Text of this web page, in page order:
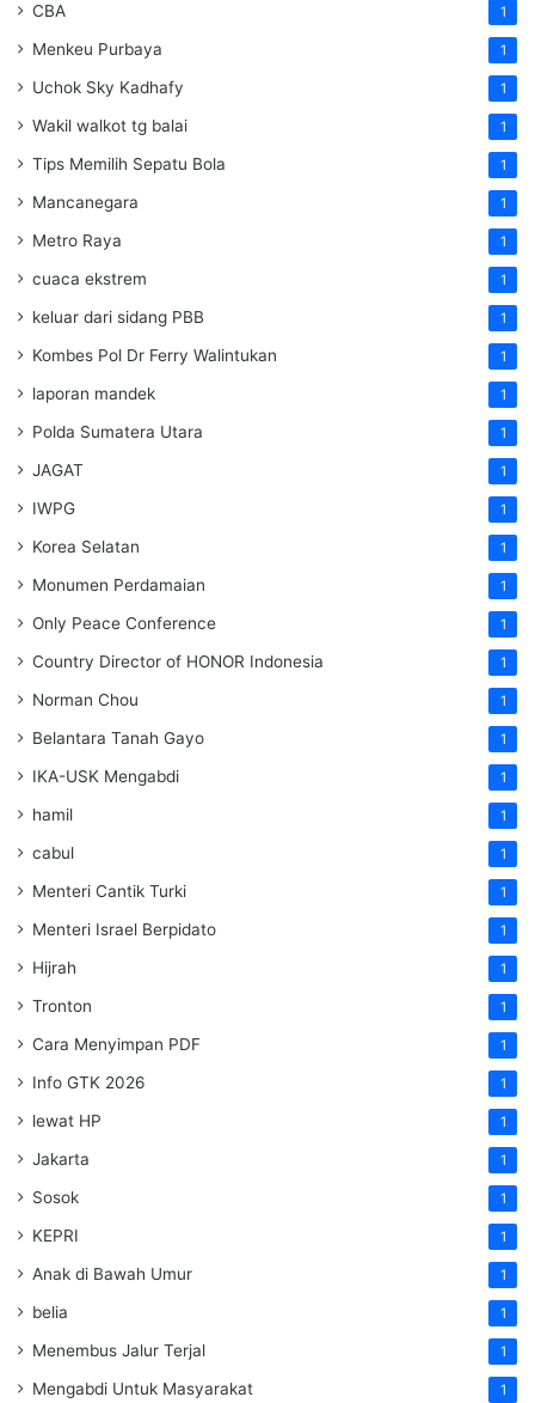
CBA 1
Menkeu Purbaya 1
Uchok Sky Kadhafy 1
Wakil walkot tg balai 1
Tips Memilih Sepatu Bola 1
Mancanegara 1
Metro Raya 1
cuaca ekstrem 1
keluar dari sidang PBB 1
Kombes Pol Dr Ferry Walintukan 1
laporan mandek 1
Polda Sumatera Utara 1
JAGAT 1
IWPG 1
Korea Selatan 1
Monumen Perdamaian 1
Only Peace Conference 1
Country Director of HONOR Indonesia 1
Norman Chou 1
Belantara Tanah Gayo 1
IKA-USK Mengabdi 1
hamil 1
cabul 1
Menteri Cantik Turki 1
Menteri Israel Berpidato 1
Hijrah 1
Tronton 1
Cara Menyimpan PDF 1
Info GTK 2026 1
lewat HP 1
Jakarta 1
Sosok 1
KEPRI 1
Anak di Bawah Umur 1
belia 1
Menembus Jalur Terjal 1
Mengabdi Untuk Masyarakat 1